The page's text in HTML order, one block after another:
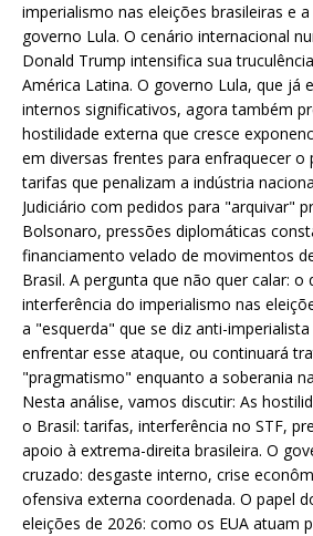
imperialismo nas eleições brasileiras e
governo Lula. O cenário internacional
Donald Trump intensifica sua
América Latina. O governo Lula, que já
internos significativos, agora também
hostilidade externa que cresce
em diversas frentes para enfraquecer o
tarifas que penalizam a indústria
Judiciário com pedidos para "arquivar"
Bolsonaro, pressões diplomáticas
financiamento velado de movimentos
Brasil. A pergunta que não quer calar: o
interferência do imperialismo nas
a "esquerda" que se diz anti-
enfrentar esse ataque, ou continuará
"pragmatismo" enquanto a soberania
Nesta análise, vamos discutir: As
o Brasil: tarifas, interferência no STF,
apoio à extrema-direita brasileira. O
cruzado: desgaste interno, crise
ofensiva externa coordenada. O papel
eleições de 2026: como os EUA atuam